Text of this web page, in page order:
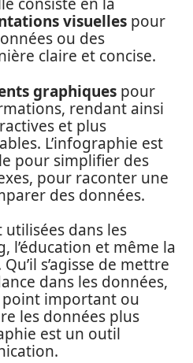
consiste en la
visuelles pour
ou des
claire et concise.
graphiques pour
rendant ainsi
et plus
L’infographie est
pour simplifier des
pour raconter une
des données.
dans les
l’éducation et même la
Qu’il s’agisse de mettre
dans les données,
important ou
les données plus
est un outil